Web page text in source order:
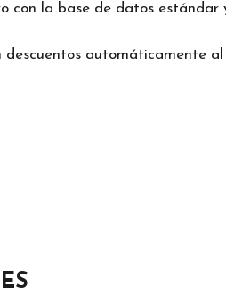
la base de datos estándar
descuentos automáticamente